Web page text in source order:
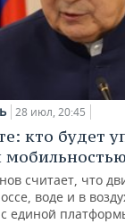
28 июл, 20:45
кто будет
мобильностью
считает, что
воде и в
единой